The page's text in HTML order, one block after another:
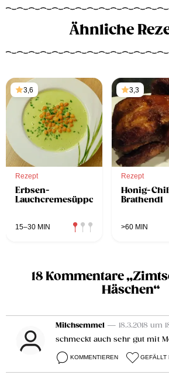
Ähnliche
3,6
Rezept
Erbsen-
Lauchcremesüppchen
15–30 MIN
3,3
Rezept
Honig-
Brathendl
>60 MIN
18 Kommentare
Häschen“
Milchsemmel — 18.3.2018 um
schmeckt auch sehr gut mit
KOMMENTIEREN GEFÄLLT